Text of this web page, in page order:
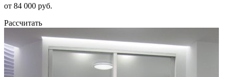
от 84 000 руб.
Рассчитать